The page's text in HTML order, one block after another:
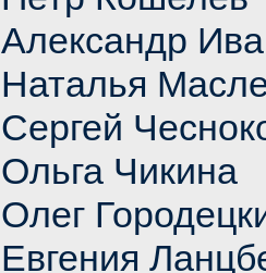
Александр
Наталья
Сергей
Ольга Чикина
Олег
Евгения